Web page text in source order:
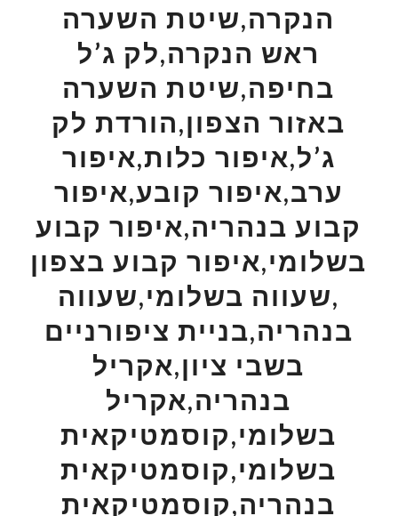
הנקרה,שיטת השערה
ראש הנקרה,לק ג’ל
בחיפה,שיטת השערה
באזור הצפון,הורדת לק
ג’ל,איפור כלות,איפור
ערב,איפור קובע,איפור
קבוע בנהריה,איפור קבוע
בשלומי,איפור קבוע בצפון
,שעווה בשלומי,שעווה
בנהריה,בניית ציפורניים
בשבי ציון,אקריל
בנהריה,אקריל
בשלומי,קוסמטיקאית
בשלומי,קוסמטיקאית
בנהריה,קוסמטיקאית